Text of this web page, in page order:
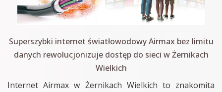
Superszybki internet światłowodowy Airmax bez limitu
danych rewolucjonizuje dostęp do sieci w Żernikach
Wielkich
Internet Airmax w Żernikach Wielkich to znakomita